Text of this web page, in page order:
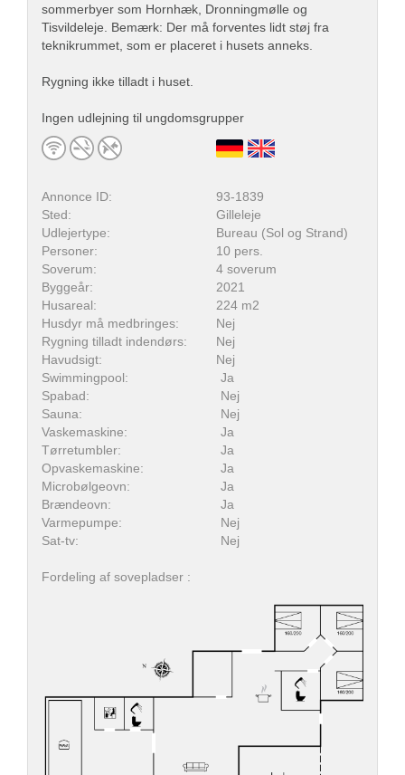
sommerbyer som Hornhæk, Dronningmølle og
Tisvildeleje. Bemærk: Der må forventes lidt støj fra
teknikrummet, som er placeret i husets anneks.
Rygning ikke tilladt i huset.
Ingen udlejning til ungdomsgrupper
Annonce ID:
93-1839
Sted:
Gilleleje
Udlejertype:
Bureau (Sol og Strand)
Personer:
10 pers.
Soverum:
4 soverum
Byggeår:
2021
Husareal:
224 m2
Husdyr må medbringes:
Nej
Rygning tilladt indendørs:
Nej
Havudsigt:
Nej
Swimmingpool:
Ja
Spabad:
Nej
Sauna:
Nej
Vaskemaskine:
Ja
Tørretumbler:
Ja
Opvaskemaskine:
Ja
Microbølgeovn:
Ja
Brændeovn:
Ja
Varmepumpe:
Nej
Sat-tv:
Nej
Fordeling af sovepladser :